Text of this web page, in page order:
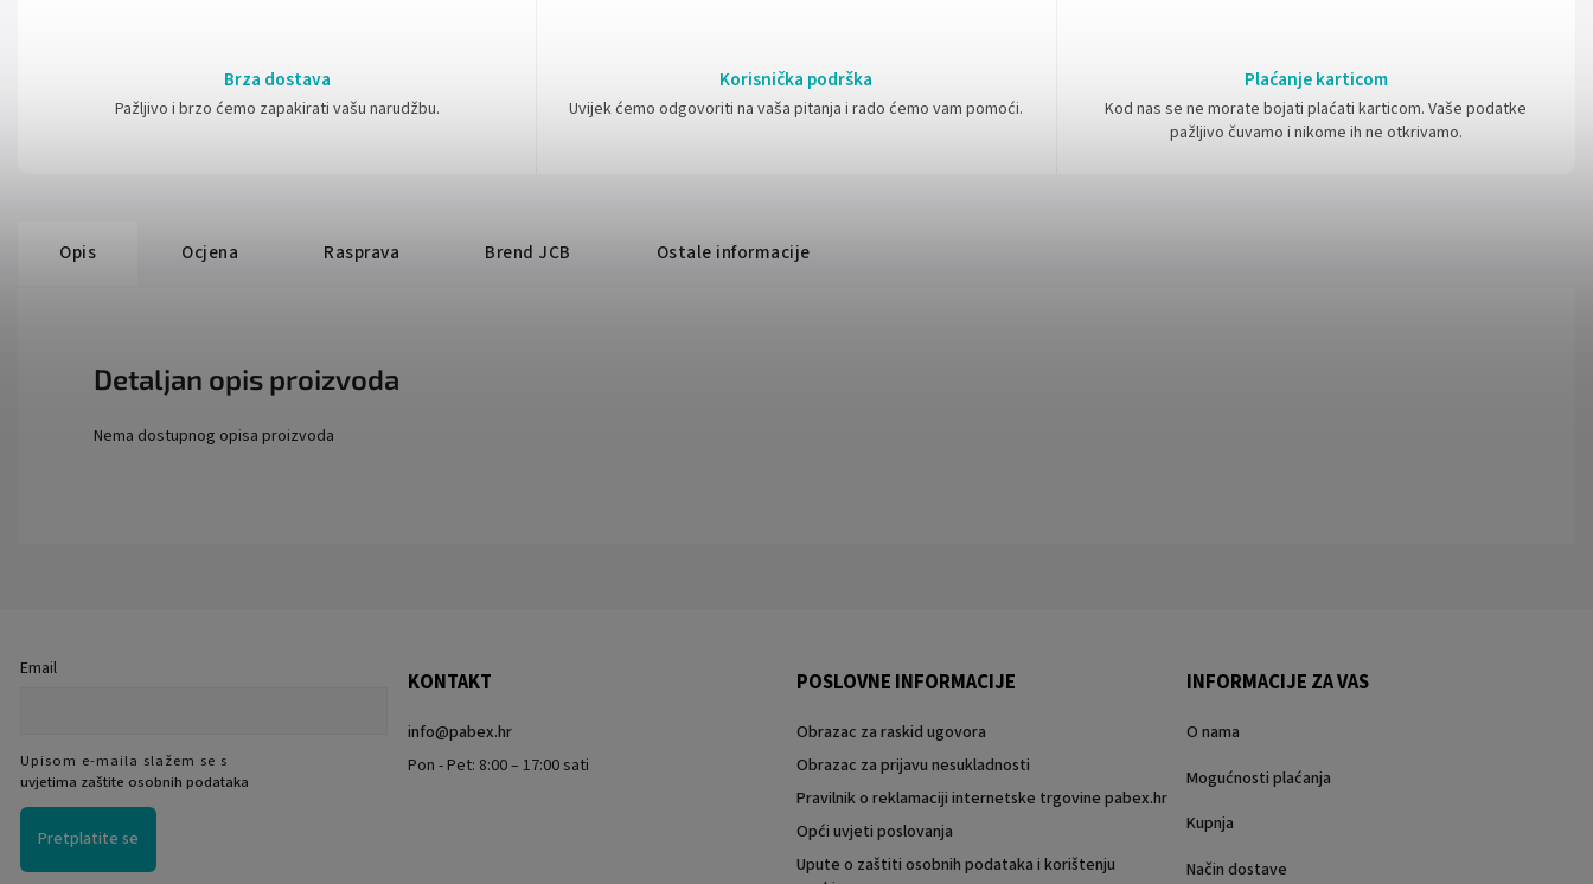
Brza dostava
Pažljivo i brzo ćemo zapakirati vašu narudžbu.
Korisnička podrška
Uvijek ćemo odgovoriti na vaša pitanja i rado ćemo vam pomoći.
Plaćanje karticom
Kod nas se ne morate bojati plaćati karticom. Vaše podatke
pažljivo čuvamo i nikome ih ne otkrivamo.
Opis Ocjena Rasprava Brend JCB Ostale informacije
Detaljan opis proizvoda
Nema dostupnog opisa proizvoda
Email
Upisom e-maila slažem se s
uvjetima zaštite osobnih podataka
Pretplatite se
KONTAKT
info@pabex.hr
Pon - Pet: 8:00 – 17:00 sati
POSLOVNE INFORMACIJE
Obrazac za raskid ugovora
Obrazac za prijavu nesukladnosti
Pravilnik o reklamaciji internetske trgovine pabex.hr
Opći uvjeti poslovanja
Upute o zaštiti osobnih podataka i korištenju
INFORMACIJE ZA VAS
O nama
Mogućnosti plaćanja
Kupnja
Način dostave